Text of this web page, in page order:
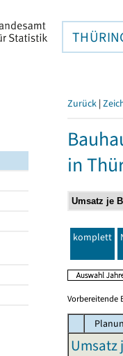
Zurück |
in
komplett
Vorbereitende
Umsatz